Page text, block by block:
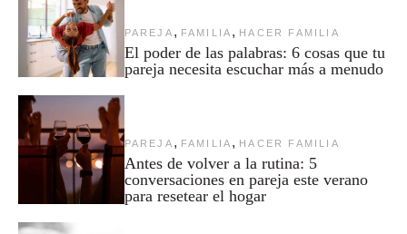
PAREJA , FAMILIA , HACER FAMILIA
El poder de las palabras: 6 cosas que tu
pareja necesita escuchar más a menudo
PAREJA , FAMILIA , HACER FAMILIA
Antes de volver a la rutina: 5
conversaciones en pareja este verano
para resetear el hogar